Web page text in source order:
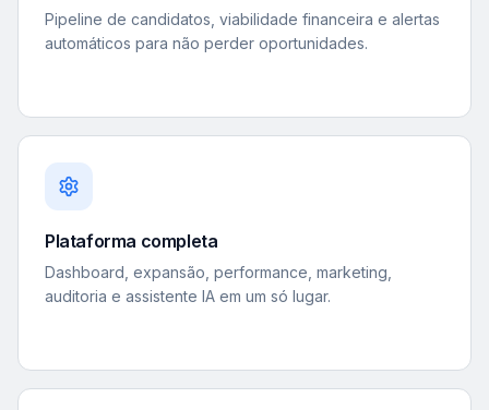
Pipeline de candidatos, viabilidade financeira e alertas
automáticos para não perder oportunidades.
Plataforma completa
Dashboard, expansão, performance, marketing,
auditoria e assistente IA em um só lugar.